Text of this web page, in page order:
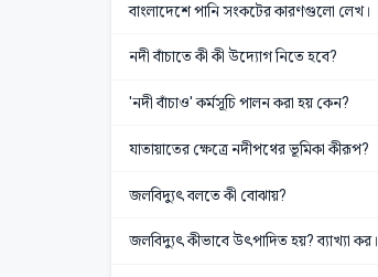
বাংলাদেশে পানি সংকটের কারণগুলো লেখ।
নদী বাঁচাতে কী কী উদ্যোগ নিতে হবে?
'নদী বাঁচাও' কর্মসূচি পালন করা হয় কেন?
যাতায়াতের ক্ষেত্রে নদীপথের ভূমিকা কীরূপ?
জলবিদ্যুৎ বলতে কী বোঝায়?
জলবিদ্যুৎ কীভাবে উৎপাদিত হয়? ব্যাখ্যা কর।